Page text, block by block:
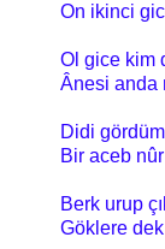
On ikinci
Ol gice kim
Ânesi anda
Didi
Bir aceb
Berk urup
Göklere